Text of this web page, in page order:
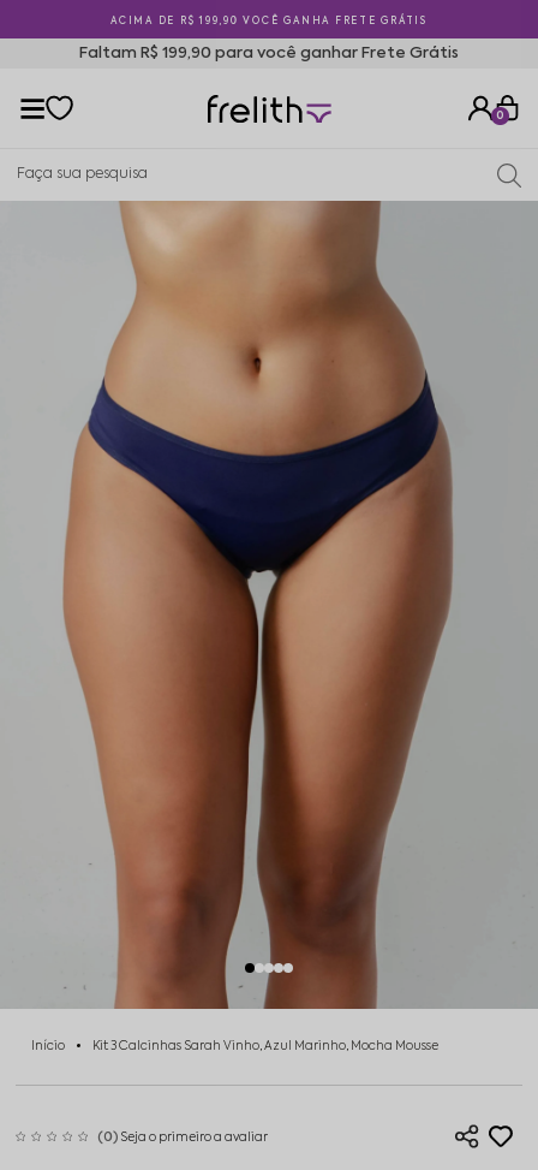
ACIMA DE R$ 199,90 VOCÊ GANHA FRETE GRÁTIS
Faltam R$ 199,90 para você ganhar Frete Grátis
0
Início Kit 3 Calcinhas Sarah Vinho, Azul Marinho, Mocha Mousse
(0) Seja o primeiro a avaliar